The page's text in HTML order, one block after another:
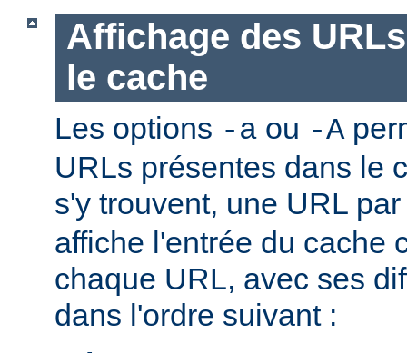
Affichage des
le cache
Les options -a ou -A
URLs présentes dans le
s'y trouvent, une URL
affiche l'entrée du cache
chaque URL, avec ses
dans l'ordre suivant :